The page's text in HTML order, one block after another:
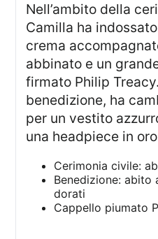
Nell’ambito della cerimonia civile,
Camilla ha
crema
abbinato e un
firmato Philip
benedizione, ha
per un vestito
una headpiece in
Cerimonia civile:
Benedizione: abito
dorati
Cappello piumato